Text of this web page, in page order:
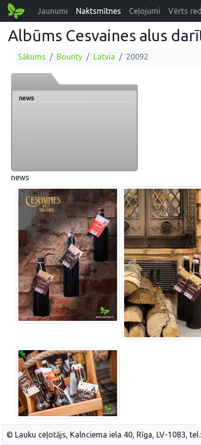
Jaunumi Naktsmītnes Ceļojumi Vērts
Albūms Cesvaines alus
Sākums Bounty Latvia 20092
news
news
© Lauku ceļotājs, Kalnciema iela 40, Rīga, LV-1083,